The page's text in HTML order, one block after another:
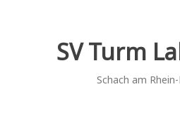
SV Turm
Schach am